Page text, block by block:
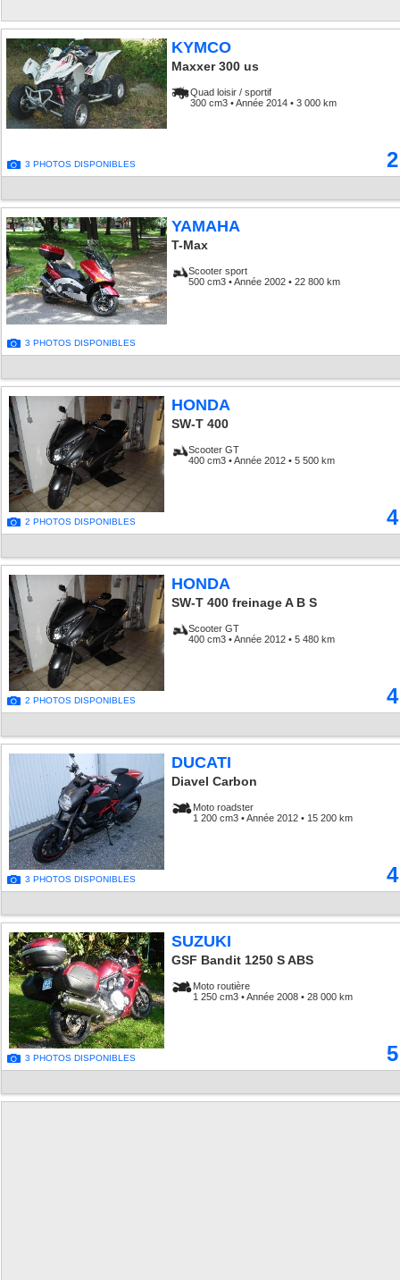
3 PHOTOS DISPONIBLES
KYMCO
Maxxer 300 us
Quad loisir / sportif
300 cm3 • Année 2014 • 3 000 km
3 PHOTOS DISPONIBLES
YAMAHA
T-Max
Scooter sport
500 cm3 • Année 2002 • 22 800 km
2 PHOTOS DISPONIBLES
HONDA
SW-T 400
Scooter GT
400 cm3 • Année 2012 • 5 500 km
2 PHOTOS DISPONIBLES
HONDA
SW-T 400 freinage A B S
Scooter GT
400 cm3 • Année 2012 • 5 480 km
3 PHOTOS DISPONIBLES
DUCATI
Diavel Carbon
Moto roadster
1 200 cm3 • Année 2012 • 15 200 km
3 PHOTOS DISPONIBLES
SUZUKI
GSF Bandit 1250 S ABS
Moto routière
1 250 cm3 • Année 2008 • 28 000 km